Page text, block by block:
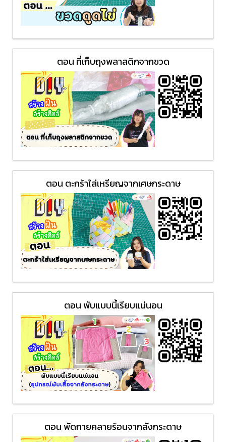
ตอน ที่เก็บถุงพลาสติกจากขวด
ตอน ตะกร้าใส่เหรียญจากเศษกระดาษ
ตอน พับแบบนี้เรียบแน่นอน
ตอน พัดกายคลายร้อนจากลังกระดาษ